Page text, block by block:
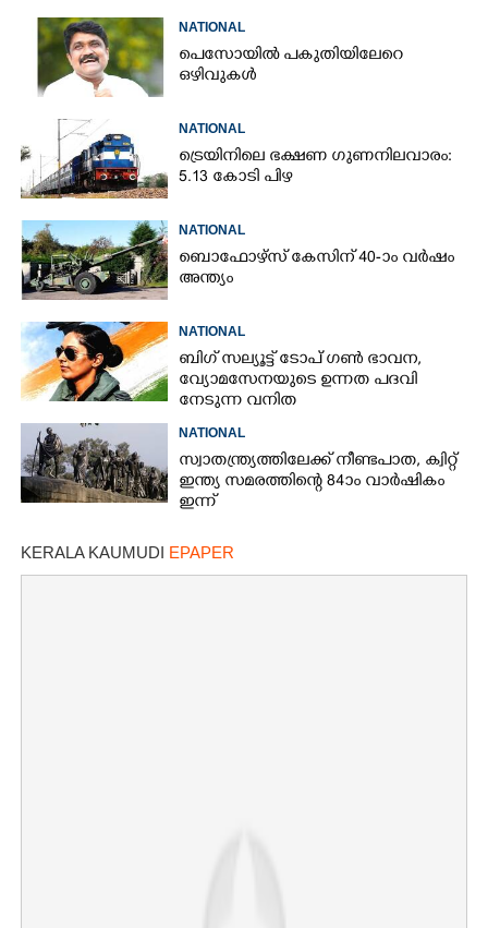
NATIONAL
പെസോയിൽ പകുതിയിലേറെ
ഒഴിവുകൾ
NATIONAL
ട്രെയിനിലെ ഭക്ഷണ ഗുണനിലവാരം:
5.13 കോടി പിഴ
NATIONAL
ബൊഫോഴ്സ് കേസിന് 40-ാം വ‌ർഷം
അന്ത്യം
NATIONAL
ബിഗ് സല്യൂട്ട് ടോപ് ഗൺ ഭാവന,​
വ്യോമസേനയുടെ ഉന്നത പദവി
നേടുന്ന വനിത
NATIONAL
സ്വാതന്ത്ര്യത്തിലേക്ക് നീണ്ടപാത, ക്വിറ്റ്
ഇന്ത്യ സമരത്തിന്റെ 84ാം വാർഷികം
ഇന്ന്
KERALA KAUMUDI EPAPER